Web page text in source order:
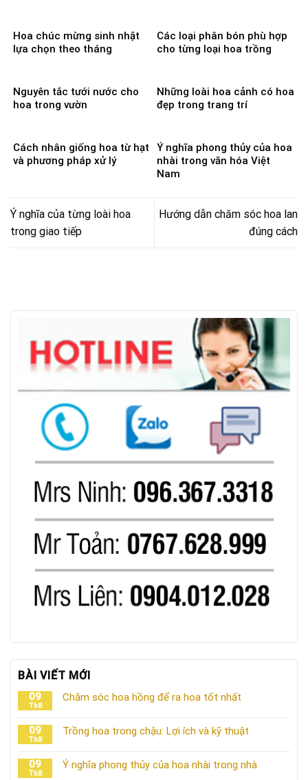
Hoa chúc mừng sinh nhật
lựa chọn theo tháng
Các loại phân bón phù hợp
cho từng loại hoa trồng
Nguyên tắc tưới nước cho
hoa trong vườn
Những loài hoa cảnh có hoa
đẹp trong trang trí
Cách nhân giống hoa từ hạt
và phương pháp xử lý
Ý nghĩa phong thủy của hoa
nhài trong văn hóa Việt
Nam
Ý nghĩa của từng loài hoa
trong giao tiếp
Hướng dẫn chăm sóc hoa lan
đúng cách
BÀI VIẾT MỚI
09
Th8
Chăm sóc hoa hồng để ra hoa tốt nhất
09
Th8
Trồng hoa trong chậu: Lợi ích và kỹ thuật
09
Th8
Ý nghĩa phong thủy của hoa nhài trong nhà